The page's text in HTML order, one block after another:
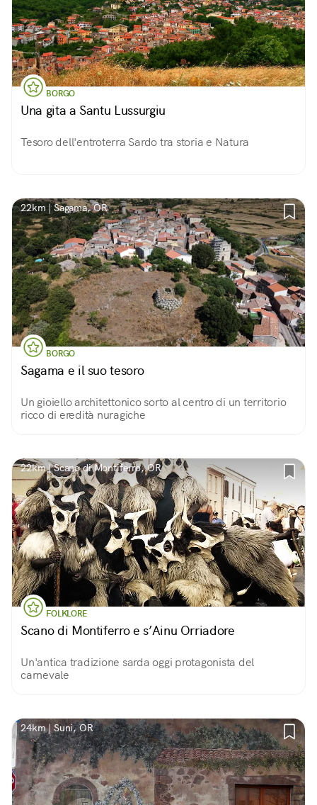
BORGO
Una gita a Santu Lussurgiu
Tesoro dell'entroterra Sardo tra storia e Natura
22km | Sagama, OR
BORGO
Sagama e il suo tesoro
Un gioiello architettonico sorto al centro di un territorio
ricco di eredità nuragiche
22km | Scano di Montiferro, OR
FOLKLORE
Scano di Montiferro e s’Ainu Orriadore
Un'antica tradizione sarda oggi protagonista del
carnevale
24km | Suni, OR